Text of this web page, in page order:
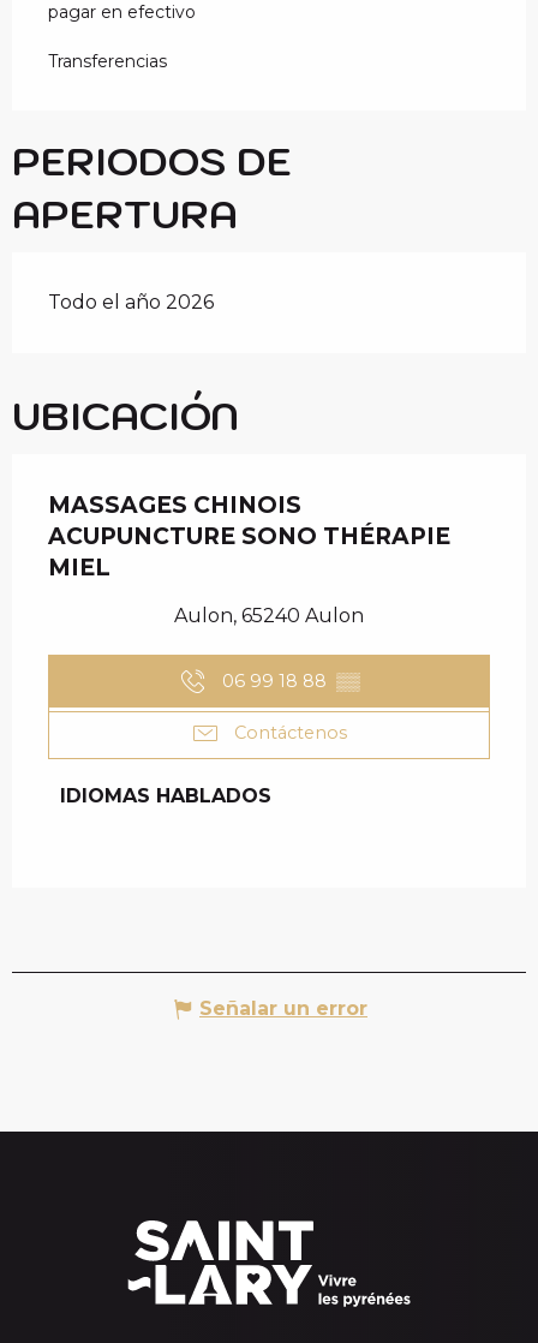
pagar en efectivo
Transferencias
PERIODOS DE
APERTURA
Todo el año 2026
UBICACIÓN
MASSAGES CHINOIS
ACUPUNCTURE SONO THÉRAPIE
MIEL
Aulon, 65240 Aulon
06 99 18 88 ▒▒
Contáctenos
IDIOMAS HABLADOS
IDIOMAS HABLADOS
Señalar un error